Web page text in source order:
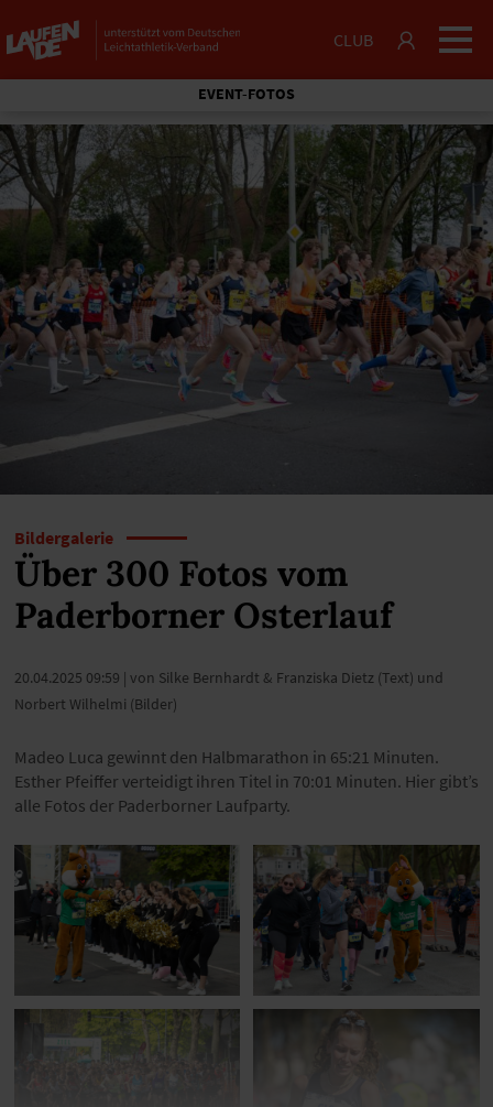
CLUB
EVENT-FOTOS
Bildergalerie
Über 300 Fotos vom
Paderborner Osterlauf
20.04.2025 09:59 | von Silke Bernhardt & Franziska Dietz (Text) und
Norbert Wilhelmi (Bilder)
Madeo Luca gewinnt den Halbmarathon in 65:21 Minuten.
Esther Pfeiffer verteidigt ihren Titel in 70:01 Minuten. Hier gibt’s
alle Fotos der Paderborner Laufparty.